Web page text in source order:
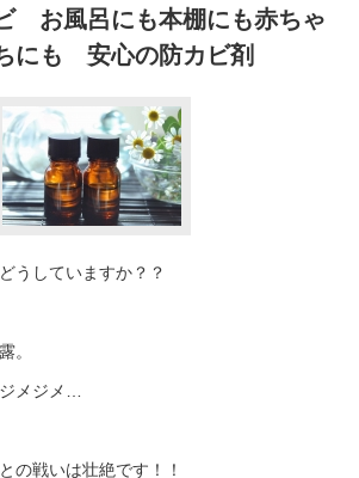
お風呂にも本棚にも赤ちゃ
にも 安心の防カビ剤
うしていますか？？
。
メジメ…
の戦いは壮絶です！！